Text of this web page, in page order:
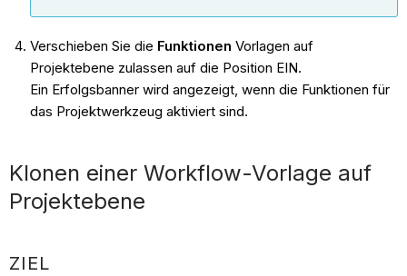
Verschieben Sie die Funktionen Vorlagen auf
Projektebene zulassen auf die Position EIN.
Ein Erfolgsbanner wird angezeigt, wenn die Funktionen für
das Projektwerkzeug aktiviert sind.
Klonen einer Workflow-Vorlage auf
Projektebene
ZIEL